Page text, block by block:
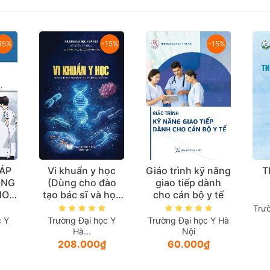
Y
-15%
Giáo trình kỹ năng
giao tiếp dành
cho cán bộ y tế
Trường Đại học Y Hà
Nội
60.000₫
-15%
Thống kê sinh
học
Trường Đại học Dược
Hà...
102.000₫